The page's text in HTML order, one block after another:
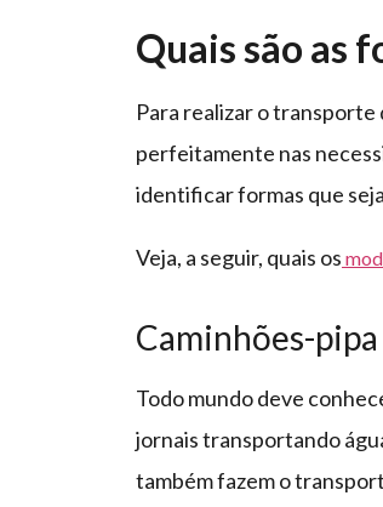
Quais são as
Para realizar o
perfeitamente nas
identificar formas que
Veja, a seguir, quais os
Caminhões-pipa
Todo mundo deve
jornais transportando
também fazem o